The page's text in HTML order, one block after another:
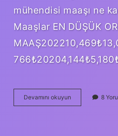
mühendisi maaşı ne
Maaşlar EN DÜŞÜK
Devamını okuyun
Mühendisi
8